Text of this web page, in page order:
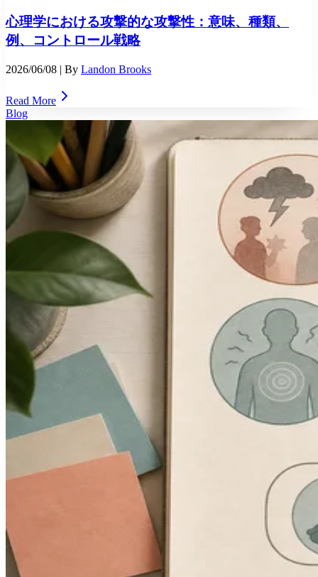
心理学における攻撃的な攻撃性：意味、種類、
例、コントロール戦略
2026/06/08 | By Landon Brooks
Read More
Blog